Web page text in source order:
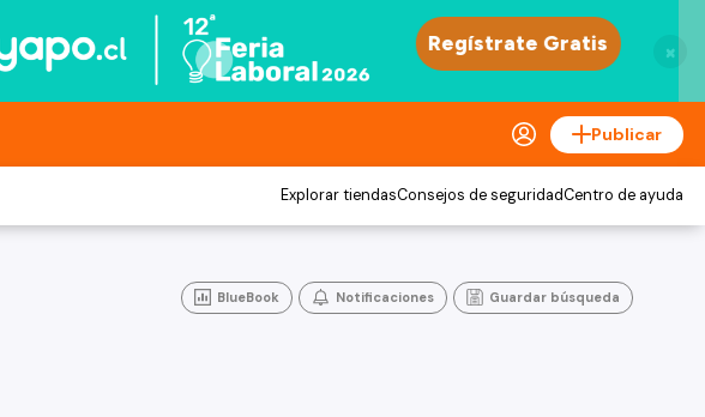
×
Publicar
Explorar tiendasConsejos de seguridadCentro de ayuda
BlueBook Notificaciones Guardar búsqueda